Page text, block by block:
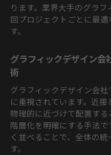
ります。業界大手のグラ
回プロジェクトごとに最
す。
グラフィックデザイン会
術
グラフィックデザイン会
に重視されています。近
物理的に近づけて配置す
階層化を明確にする手法
く並べることで、全体の
す。